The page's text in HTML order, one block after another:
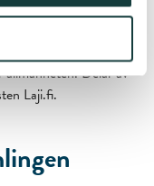
helhet är ännu mer
för
Delar av
Laji.fi.